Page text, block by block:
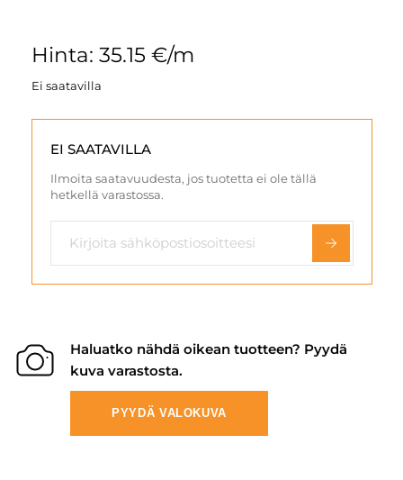
Hinta: 35.15 €/m
Ei saatavilla
EI SAATAVILLA
Ilmoita saatavuudesta, jos tuotetta ei ole tällä
hetkellä varastossa.
Haluatko nähdä oikean tuotteen? Pyydä
kuva varastosta.
PYYDÄ VALOKUVA